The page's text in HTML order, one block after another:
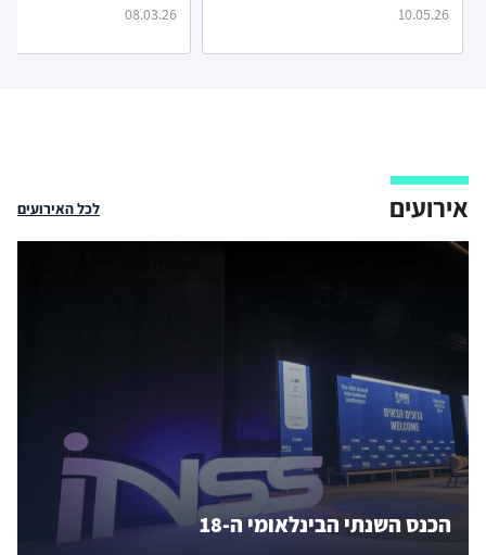
10.05.26
08.03.26
אירועים לכל האירועים
הכנס השנתי הבינלאומי ה-18